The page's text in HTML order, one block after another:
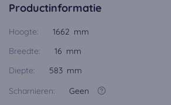
Productinformatie
Hoogte:
1662 mm
Breedte:
16 mm
Diepte:
583 mm
Scharnieren:
Geen